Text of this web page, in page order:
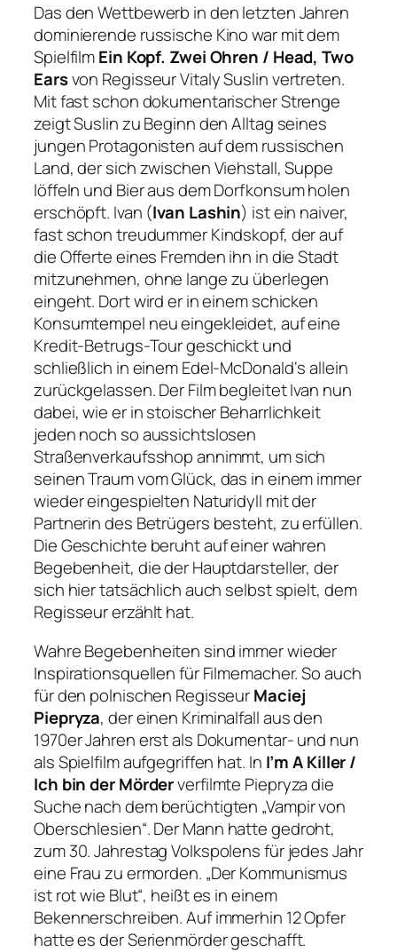
Das den Wettbewerb in den letzten Jahren
dominierende russische Kino war mit dem
SpielfilmEin Kopf. Zwei Ohren / Head, Two
Earsvon Regisseur Vitaly Suslin vertreten.
Mit fast schon dokumentarischer Strenge
zeigt Suslin zu Beginn den Alltag seines
jungen Protagonisten auf dem russischen
Land, der sich zwischen Viehstall, Suppe
löffeln und Bier aus dem Dorfkonsum holen
erschöpft. Ivan (Ivan Lashin) ist ein naiver,
fast schon treudummer Kindskopf, der auf
die Offerte eines Fremden ihn in die Stadt
mitzunehmen, ohne lange zu überlegen
eingeht. Dort wird er in einem schicken
Konsumtempel neu eingekleidet, auf eine
Kredit-Betrugs-Tour geschickt und
schließlich in einem Edel-McDonald‘s allein
zurückgelassen. Der Film begleitet Ivan nun
dabei, wie er in stoischer Beharrlichkeit
jeden noch so aussichtslosen
Straßenverkaufsshop annimmt, um sich
seinen Traum vom Glück, das in einem immer
wieder eingespielten Naturidyll mit der
Partnerin des Betrügers besteht, zu erfüllen.
Die Geschichte beruht auf einer wahren
Begebenheit, die der Hauptdarsteller, der
sich hier tatsächlich auch selbst spielt, dem
Regisseur erzählt hat.
Wahre Begebenheiten sind immer wieder
Inspirationsquellen für Filmemacher. So auch
für den polnischen RegisseurMaciej
Piepryza, der einen Kriminalfall aus den
1970er Jahren erst als Dokumentar- und nun
als Spielfilm aufgegriffen hat. In I’m A Killer /
Ich bin der Mörderverfilmte Piepryza die
Suche nach dem berüchtigten „Vampir von
Oberschlesien“. Der Mann hatte gedroht,
zum 30. Jahrestag Volkspolens für jedes Jahr
eine Frau zu ermorden. „Der Kommunismus
ist rot wie Blut“, heißt es in einem
Bekennerschreiben. Auf immerhin 12 Opfer
hatte es der Serienmörder geschafft.